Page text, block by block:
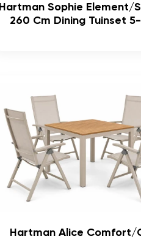
Hartman Sophie Element/
260 Cm Dining Tuinset
Hartman Alice Comfort/